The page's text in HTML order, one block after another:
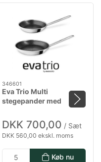
346601
Eva Trio Multi
stegepander med
Mosaic keramisk Slip-
Let belægning - 24 & 28
cm
DKK 700,00 / Sæt
DKK 560,00 ekskl. moms
Køb nu